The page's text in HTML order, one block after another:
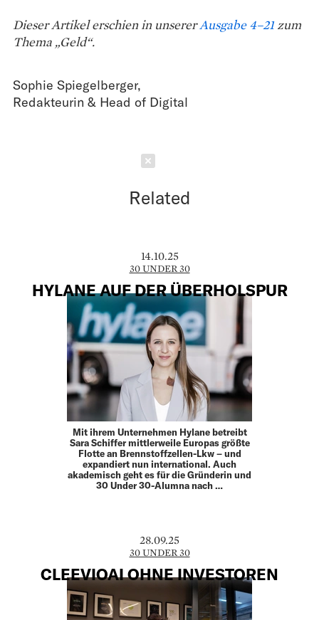
Dieser Artikel erschien in unsererAusgabe 4–21zum
Thema „Geld“.
Sophie Spiegelberger,
Redakteurin & Head of Digital
Related
14.10.25
30 UNDER 30
HYLANE AUF DER ÜBERHOLSPUR
Mit ihrem Unternehmen Hylane betreibt
Sara Schiffer mittlerweile Europas größte
Flotte an Brennstoffzellen-Lkw – und
expandiert nun international. Auch
akademisch geht es für die Gründerin und
30 Under 30-Alumna nach …
28.09.25
30 UNDER 30
CLEEVIOAI OHNE INVESTOREN